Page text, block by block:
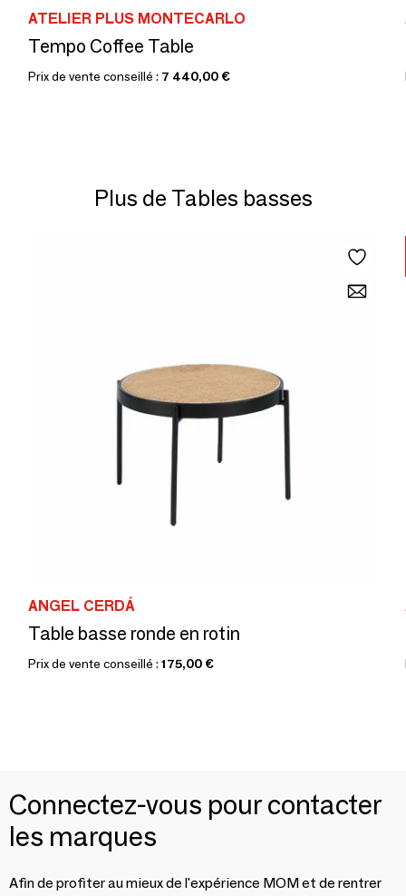
ATELIER PLUS MONTECARLO
Tempo Coffee Table
Prix de vente conseillé : 7 440,00 €
Plus de Tables basses
ANGEL CERDÁ
Table basse ronde en rotin
Prix de vente conseillé : 175,00 €
Connectez-vous pour contacter
les marques
Afin de profiter au mieux de l'expérience MOM et de rentrer